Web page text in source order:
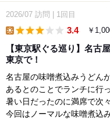
2026/07 訪問 1回目
3.4 ￥
【東京駅ぐる巡り】名古
東京で！
名古屋の味噌煮込みうどん
あるとのことでランチに行
暑い日だったのに満席で次
今回はノーマルな味噌煮込